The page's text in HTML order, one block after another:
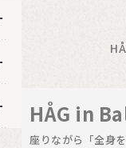
HÅG in
座りながら「全身